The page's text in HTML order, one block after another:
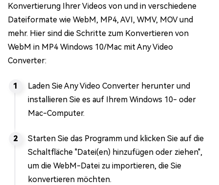
Konvertierung Ihrer Videos von und in verschiedene
Dateiformate wie WebM, MP4, AVI, WMV, MOV und
mehr. Hier sind die Schritte zum Konvertieren von
WebM in MP4 Windows 10/Mac mit Any Video
Converter:
Laden Sie Any Video Converter herunter und
installieren Sie es auf Ihrem Windows 10- oder
Mac-Computer.
Starten Sie das Programm und klicken Sie auf die
Schaltfläche "Datei(en) hinzufügen oder ziehen",
um die WebM-Datei zu importieren, die Sie
konvertieren möchten.